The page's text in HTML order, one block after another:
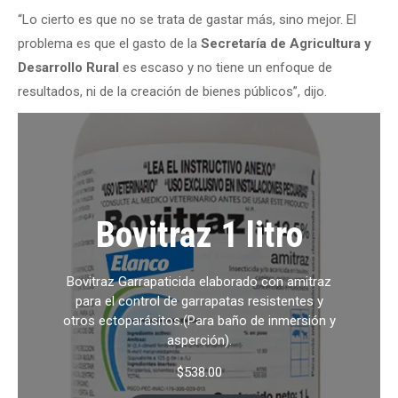
“Lo cierto es que no se trata de gastar más, sino mejor. El
problema es que el gasto de la Secretaría de Agricultura y
Desarrollo Rural es escaso y no tiene un enfoque de
resultados, ni de la creación de bienes públicos”, dijo.
Bovitraz 1 litro
Bovitraz Garrapaticida elaborado con amitraz
para el control de garrapatas resistentes y
otros ectoparásitos.(Para baño de inmersión y
asperción).
$538.00